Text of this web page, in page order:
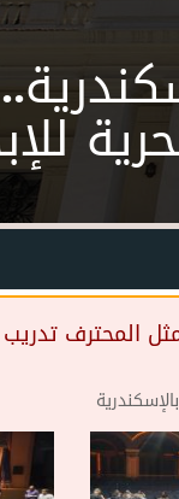
المحترف تدريب